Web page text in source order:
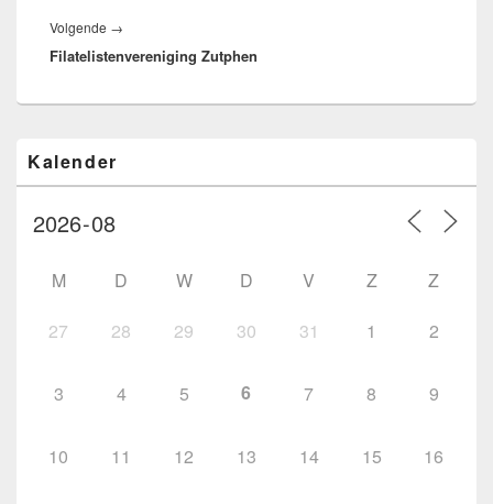
Volgende →
bericht:
Filatelistenvereniging Zutphen
zijbalk
widget
Kalender
M D W D V Z Z
27 28 29 30 31 1 2
3 4 5 6 7 8 9
10 11 12 13 14 15 16